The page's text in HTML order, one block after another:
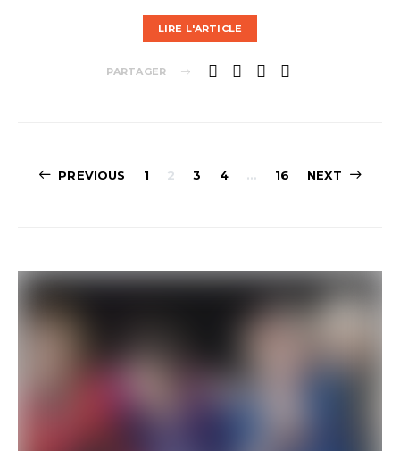
LIRE L'ARTICLE
PARTAGER
Pagination
PREVIOUS 1 2 3 4 … 16 NEXT